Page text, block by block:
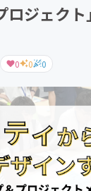
ロジェク
0 0 0